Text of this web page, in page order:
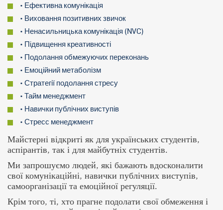
• Ефективна комунікація
• Виховання позитивних звичок
• Ненасильницька комунікація (NVC)
• Підвищення креативності
• Подолання обмежуючих переконань
• Емоційний метаболізм
• Стратегії подолання стресу
• Тайм менеджмент
• Навички публічних виступів
• Стресс менеджмент
Майстерні відкриті як для українських студентів,
аспірантів, так і для майбутніх студентів.
Ми запрошуємо людей, які бажають вдосконалити
свої комунікаційні, навички публічних виступів,
самоорганізації та емоційної регуляції.
Крім того, ті, хто прагне подолати свої обмеження і